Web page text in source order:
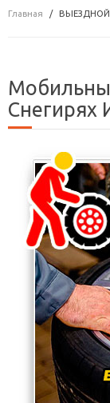
Главная
Снегирях